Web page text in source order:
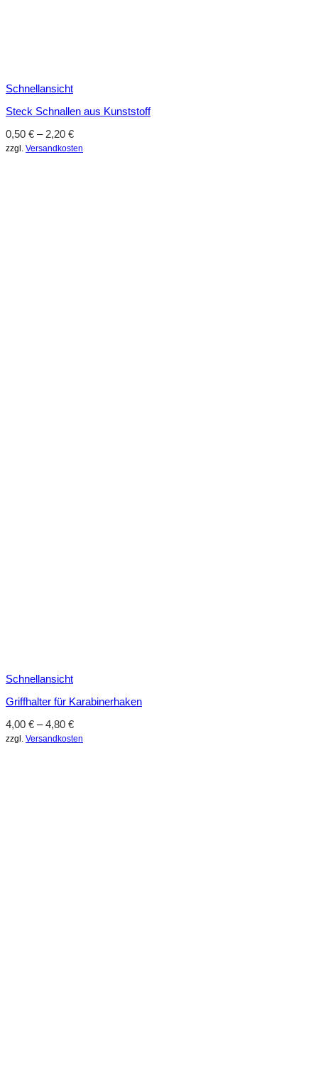
Schnellansicht
Steck Schnallen aus Kunststoff
0,50 € – 2,20 €
zzgl. Versandkosten
Schnellansicht
Griffhalter für Karabinerhaken
4,00 € –4,80 €
zzgl. Versandkosten